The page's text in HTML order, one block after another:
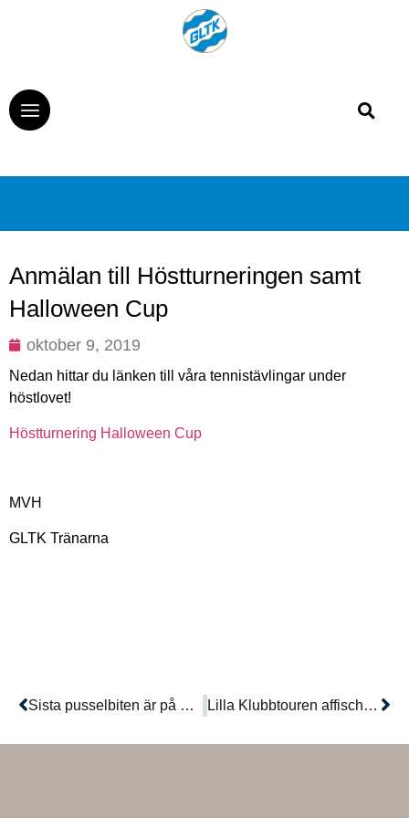
Anmälan till Höstturneringen samt
Halloween Cup
oktober 9, 2019
Nedan hittar du länken till våra tennistävlingar under
höstlovet!
Höstturnering Halloween Cup
MVH
GLTK Tränarna
Sista pusselbiten är på plats Lilla Klubbtouren affisch och anmälan!